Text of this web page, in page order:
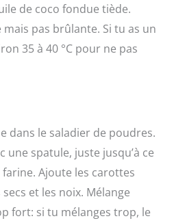
de coco fondue tiède.
pas brûlante. Si tu as un
35 à 40 °C pour ne pas
dans le saladier de poudres.
une spatule, juste jusqu’à ce
Ajoute les carottes
et les noix. Mélange
fort: si tu mélanges trop, le